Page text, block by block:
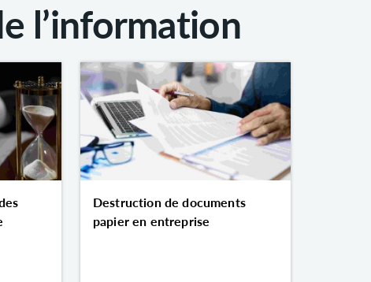
l’information
Destruction de documents
papier en entreprise